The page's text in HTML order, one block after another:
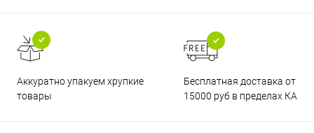
Аккуратно упакуем хрупкие
товары
Бесплатная доставка от
15000 руб в пределах КАД